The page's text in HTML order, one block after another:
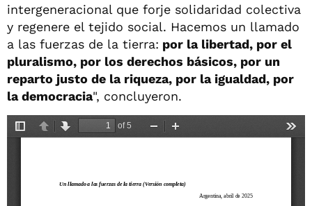
intergeneracional que forje solidaridad colectiva
y regenere el tejido social. Hacemos un llamado
a las fuerzas de la tierra: por la libertad, por el
pluralismo, por los derechos básicos, por un
reparto justo de la riqueza, por la igualdad, por
la democracia", concluyeron.